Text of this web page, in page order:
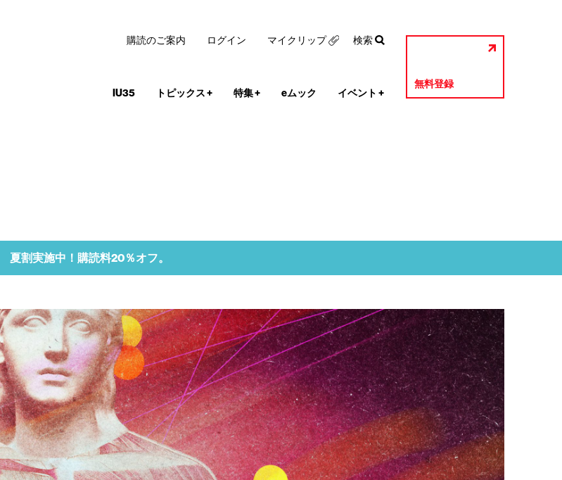
IU35 トピックス+ 特集+ eムック イベント +
無料登録
購読のご案内 ログイン マイクリップ 検索
夏割実施中！購読料20％オフ。